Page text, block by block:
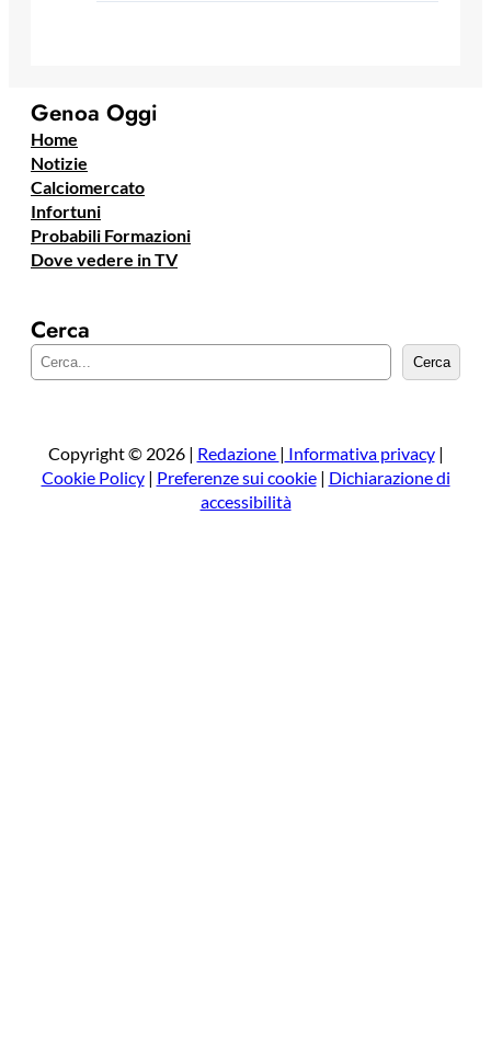
Genoa Oggi
Home
Notizie
Calciomercato
Infortuni
Probabili Formazioni
Dove vedere in TV
Cerca
e
a
Cerca
Copyright © 2026 | Redazione | Informativa privacy|
Cookie Policy| Preferenze sui cookie| Dichiarazione di
accessibilità